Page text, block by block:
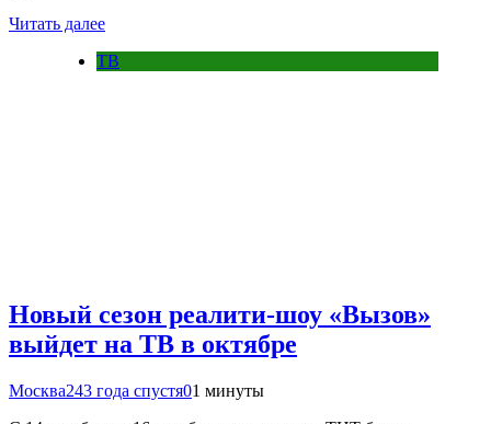
Читать далее
ТВ
Новый сезон реалити-шоу «Вызов»
выйдет на ТВ в октябре
Москва243 года спустя01 минуты